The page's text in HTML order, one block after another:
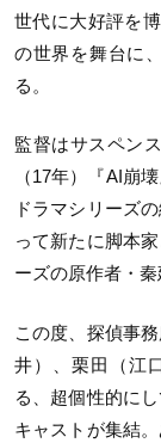
世代に大好評を
の世界を舞台に
る。
監督はサスペン
（17年）『AI崩
ドラマシリーズ
って新たに脚本
ーズの原作者・秦
この度、探偵事
井）、栗田（江
る、超個性的に
キャストが集結